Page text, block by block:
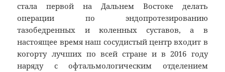
стала первой на Дальнем Востоке делать
операции по эндопротезированию
тазобедренных и коленных суставов, а в
настоящее время наш сосудистый центр входит в
когорту лучших по всей стране и в 2016 году
наряду с офтальмологическим отделением